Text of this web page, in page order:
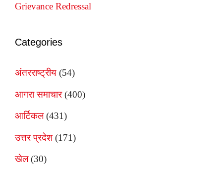
Grievance Redressal
Categories
अंतरराष्ट्रीय (54)
आगरा समाचार(400)
आर्टिकल(431)
उत्तर प्रदेश(171)
खेल(30)